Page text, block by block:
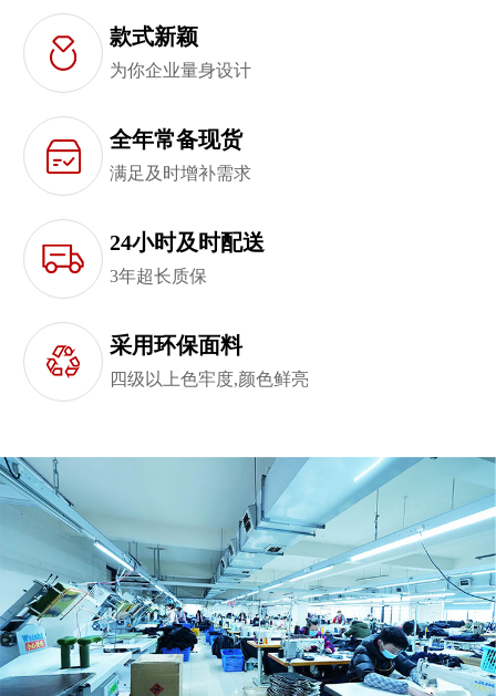
款式新颖
为你企业量身设计
全年常备现货
满足及时增补需求
24小时及时配送
3年超长质保
采用环保面料
四级以上色牢度,颜色鲜亮